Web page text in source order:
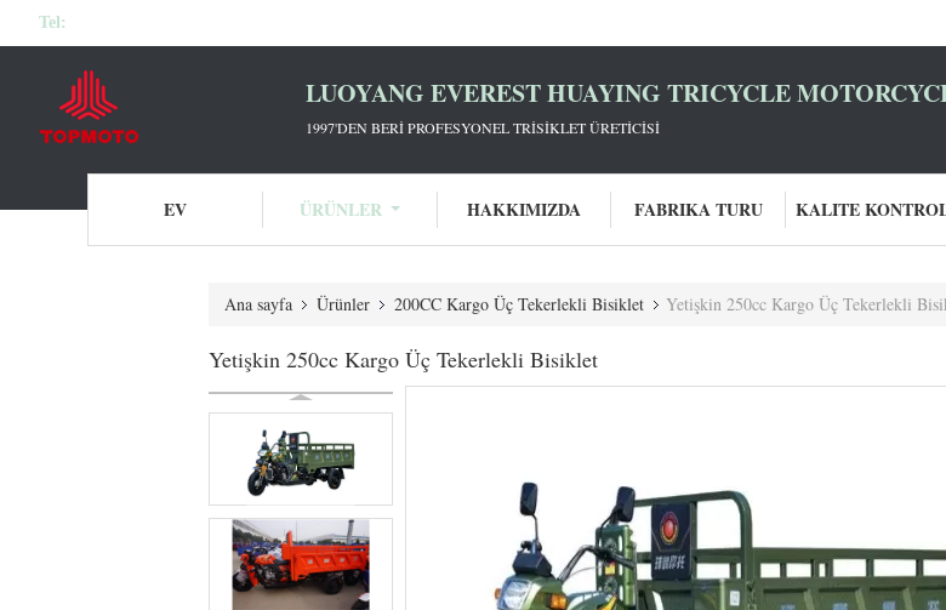
Tel:
LUOYANG EVEREST HUAYING TRICYCLE
1997'DEN BERİ PROFESYONEL TRİSİKLET ÜRETİCİSİ
EV ÜRÜNLER HAKKIMIZDA FABRIKA TURU KALITE
Ana sayfa Ürünler 200CC Kargo Üç Tekerlekli Bisiklet Yetişkin 250cc Kargo Üç Tekerlekli
Yetişkin 250cc Kargo Üç Tekerlekli Bisiklet